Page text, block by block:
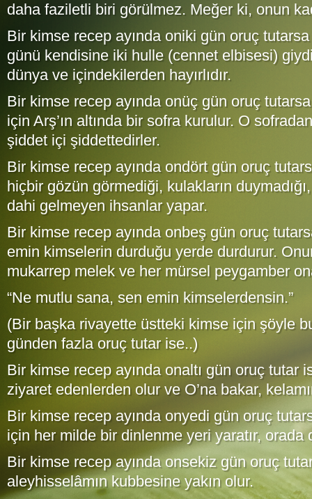
daha faziletli biri görülmez. Meğer ki, onun
Bir kimse recep ayında oniki gün oruç
günü kendisine iki hulle (cennet elbisesi)
dünya ve içindekilerden hayırlıdır.
Bir kimse recep ayında onüç gün oruç
için Arş’ın altında bir sofra kurulur. O
şiddet içi şiddettedirler.
Bir kimse recep ayında ondört gün oruç
hiçbir gözün görmediği, kulakların
dahi gelmeyen ihsanlar yapar.
Bir kimse recep ayında onbeş gün oruç
emin kimselerin durduğu yerde durdurur.
mukarrep melek ve her mürsel peygamber
“Ne mutlu sana, sen emin kimselerdensin.”
(Bir başka rivayette üstteki kimse için şöyle
günden fazla oruç tutar ise..)
Bir kimse recep ayında onaltı gün oruç tutar
ziyaret edenlerden olur ve O’na bakar,
Bir kimse recep ayında onyedi gün oruç
için her milde bir dinlenme yeri yaratır, orada
Bir kimse recep ayında onsekiz gün oruç
aleyhisselâmın kubbesine yakın olur.